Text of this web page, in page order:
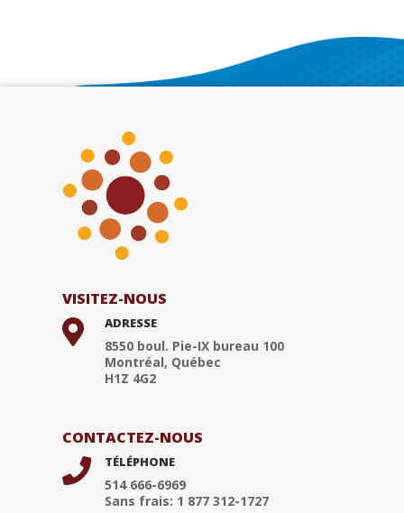
VISITEZ-NOUS
 ADRESSE
8550 boul. Pie-IX bureau 100
Montréal, Québec
H1Z 4G2
CONTACTEZ-NOUS
 TÉLÉPHONE
514 666-6969
Sans frais: 1 877 312-1727